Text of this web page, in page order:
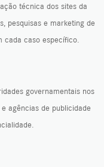
técnica dos sites da
pesquisas e marketing de
cada caso específico.
governamentais nos
agências de publicidade